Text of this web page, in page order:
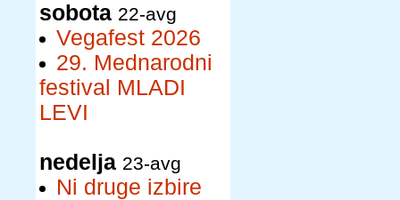
sobota 22-avg
Vegafest 2026
29. Mednarodni
festival MLADI
LEVI
nedelja 23-avg
Ni druge izbire